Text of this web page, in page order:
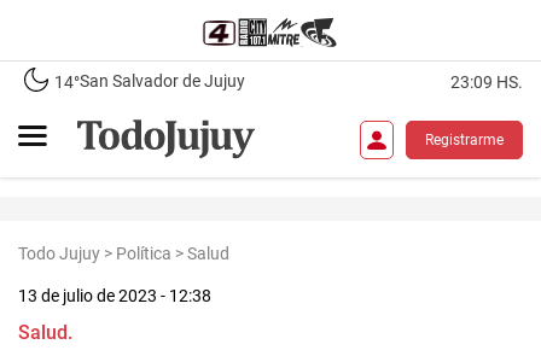
14°San Salvador de Jujuy 23:09 HS.
Registrarme
Todo Jujuy > Política >Salud
13 de julio de 2023 - 12:38
Salud.